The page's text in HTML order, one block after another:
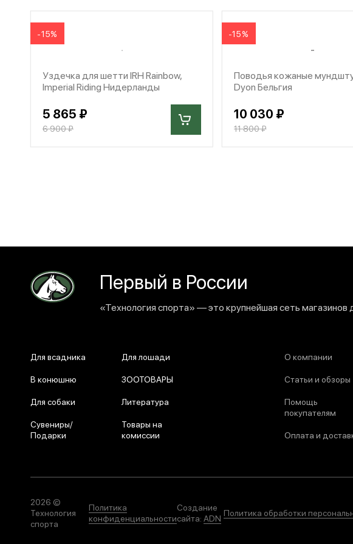
-15%
Уздечка для шетти IRH Rainbow,
Imperial Riding Нидерланды
5 865 ₽
6 900 ₽
-15%
Поводья кожаные
Dyon Бельгия
10 030 ₽
11 800 ₽
Первый в России
«Технология спорта» — это крупнейшая сеть магазинов
Для всадника Для лошади
В конюшню ЗООТОВАРЫ
Для собаки Литература
Сувениры/
Подарки
Товары на
комиссии
О компании
Статьи и обзоры
Помощь
покупателям
Оплата и
2026 ©
Технология
спорта
Политика
конфиденциальности
Создание
сайта: ADN Политика обработки